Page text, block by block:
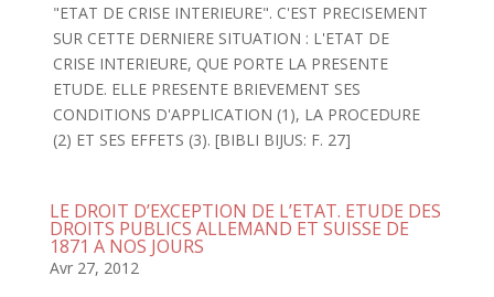
"ETAT DE CRISE INTERIEURE". C'EST PRECISEMENT
SUR CETTE DERNIERE SITUATION : L'ETAT DE
CRISE INTERIEURE, QUE PORTE LA PRESENTE
ETUDE. ELLE PRESENTE BRIEVEMENT SES
CONDITIONS D'APPLICATION (1), LA PROCEDURE
(2) ET SES EFFETS (3). [BIBLI BIJUS: F. 27]
LE DROIT D’EXCEPTION DE L’ETAT. ETUDE DES
DROITS PUBLICS ALLEMAND ET SUISSE DE
1871 A NOS JOURS
Avr 27, 2012